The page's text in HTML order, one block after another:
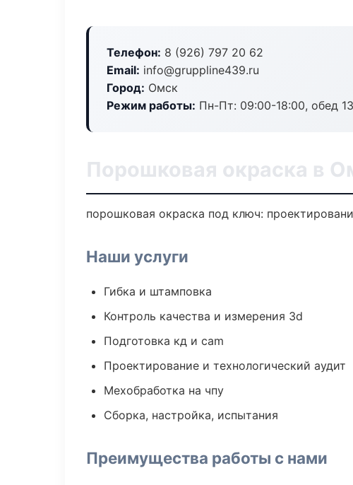
Телефон: 8 (926) 797 20 62
Email: info@gruppline439.ru
Город: Омск
Режим работы: Пн-Пт: 09:00-18:00, обед
Порошковая окраска в
порошковая окраска под ключ:
Наши услуги
Гибка и штамповка
Контроль качества и измерения 3d
Подготовка кд и cam
Проектирование и технологический аудит
Мехобработка на чпу
Сборка, настройка, испытания
Преимущества работы с нами